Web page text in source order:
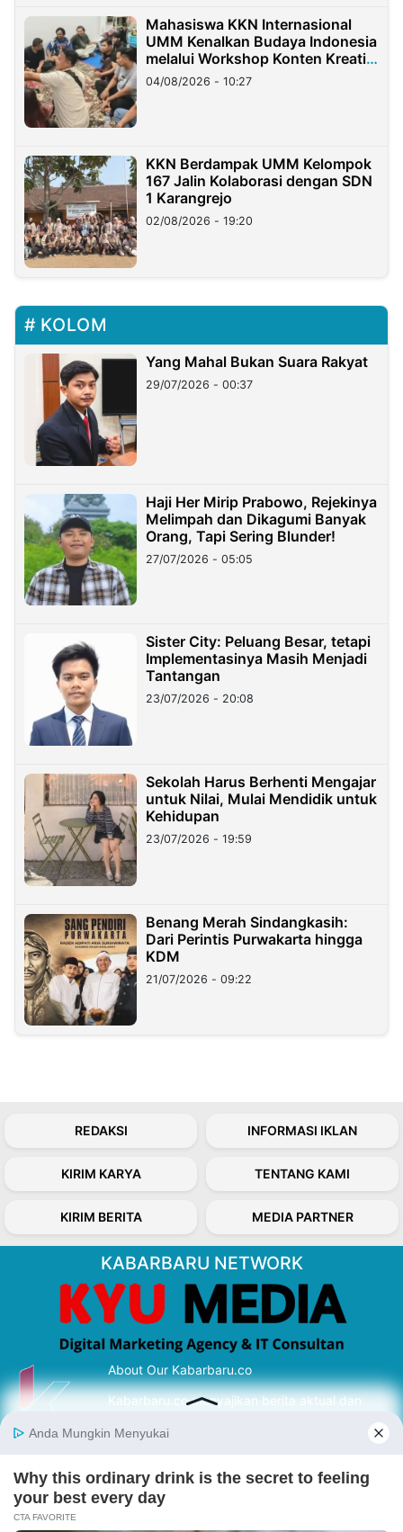
Mahasiswa KKN Internasional
UMM Kenalkan Budaya Indonesia
melalui Workshop Konten Kreatif
di Taiwan
04/08/2026 - 10:27
KKN Berdampak UMM Kelompok
167 Jalin Kolaborasi dengan SDN
1 Karangrejo
02/08/2026 - 19:20
KOLOM
Yang Mahal Bukan Suara Rakyat
29/07/2026 - 00:37
Haji Her Mirip Prabowo, Rejekinya
Melimpah dan Dikagumi Banyak
Orang, Tapi Sering Blunder!
27/07/2026 - 05:05
Sister City: Peluang Besar, tetapi
Implementasinya Masih Menjadi
Tantangan
23/07/2026 - 20:08
Sekolah Harus Berhenti Mengajar
untuk Nilai, Mulai Mendidik untuk
Kehidupan
23/07/2026 - 19:59
Benang Merah Sindangkasih:
Dari Perintis Purwakarta hingga
KDM
21/07/2026 - 09:22
REDAKSI INFORMASI IKLAN
KIRIM KARYA TENTANG KAMI
KIRIM BERITA MEDIA PARTNER
KABARBARU NETWORK
About Our Kabarbaru.co
Kabarbaru.co menyajikan berita aktual dan
serta terverifikasi dari sumber yang tepat.
Follow Kabarbaru